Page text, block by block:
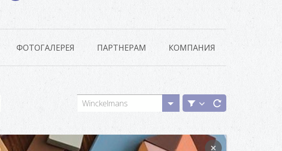
ФОТОГАЛЕРЕЯ ПАРТНЕРАМ КОМПАНИЯ
Winckelmans